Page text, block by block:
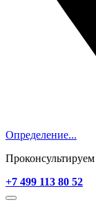
Определение...
+7 499 113 80 52